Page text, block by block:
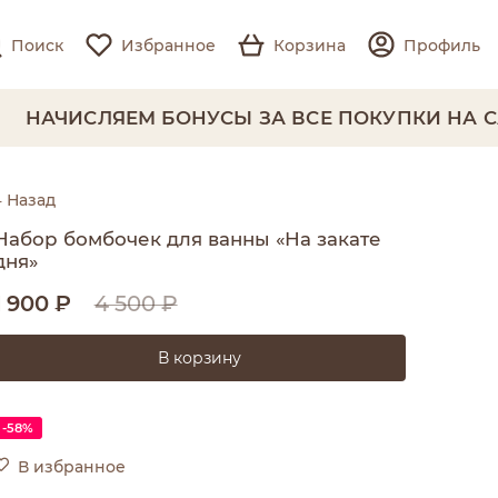
Поиск Избранное Корзина Профиль
БОНУСЫ ЗА ВСЕ ПОКУПКИ НА
Назад
бомбочек для ванны «На закате
900 ₽ 4 500 ₽
В корзину
-58%
В избранное